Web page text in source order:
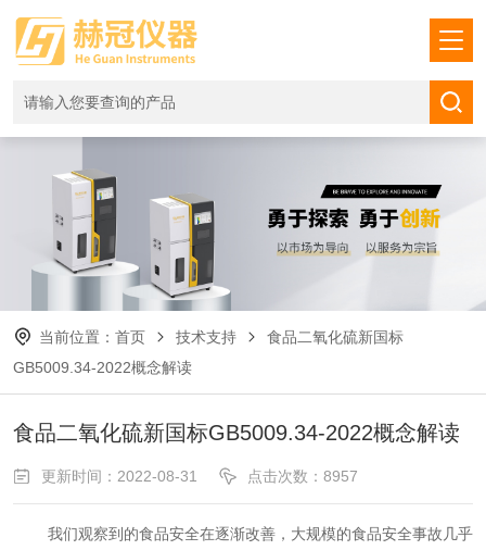
当前位置： 首页 技术支持
食品二氧化硫新国标
GB5009.34-2022概念解读
食品二氧化硫新国标GB5009.34-2022概念解读
更新时间：2022-08-31 点击次数：8957
我们观察到的食品安全在逐渐改善，大规模的食品安全事故几乎